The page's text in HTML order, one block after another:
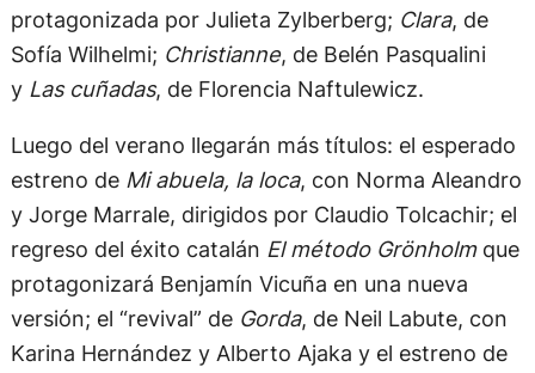
protagonizada por Julieta Zylberberg; Clara, de
Sofía Wilhelmi; Christianne, de Belén Pasqualini
y Las cuñadas, de Florencia Naftulewicz.
Luego del verano llegarán más títulos: el esperado
estreno de Mi abuela, la loca, con Norma Aleandro
y Jorge Marrale, dirigidos por Claudio Tolcachir; el
regreso del éxito catalán El método Grönholmque
protagonizará Benjamín Vicuña en una nueva
versión; el “revival” de Gorda, de Neil Labute, con
Karina Hernández y Alberto Ajaka y el estreno de